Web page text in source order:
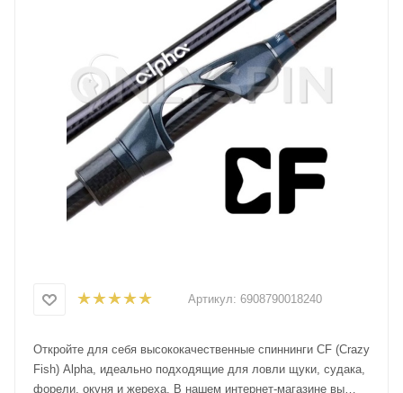
Артикул: 6908790018240
Откройте для себя высококачественные спиннинги CF (Crazy
Fish) Alpha, идеально подходящие для ловли щуки, судака,
форели, окуня и жереха. В нашем интернет-магазине вы